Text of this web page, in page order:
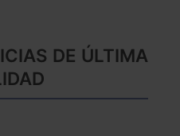
DE ÚLTIMA